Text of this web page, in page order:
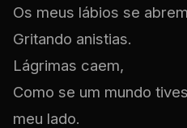
Os meus lábios se
Gritando anistias.
Lágrimas caem,
Como se um mundo
meu lado.